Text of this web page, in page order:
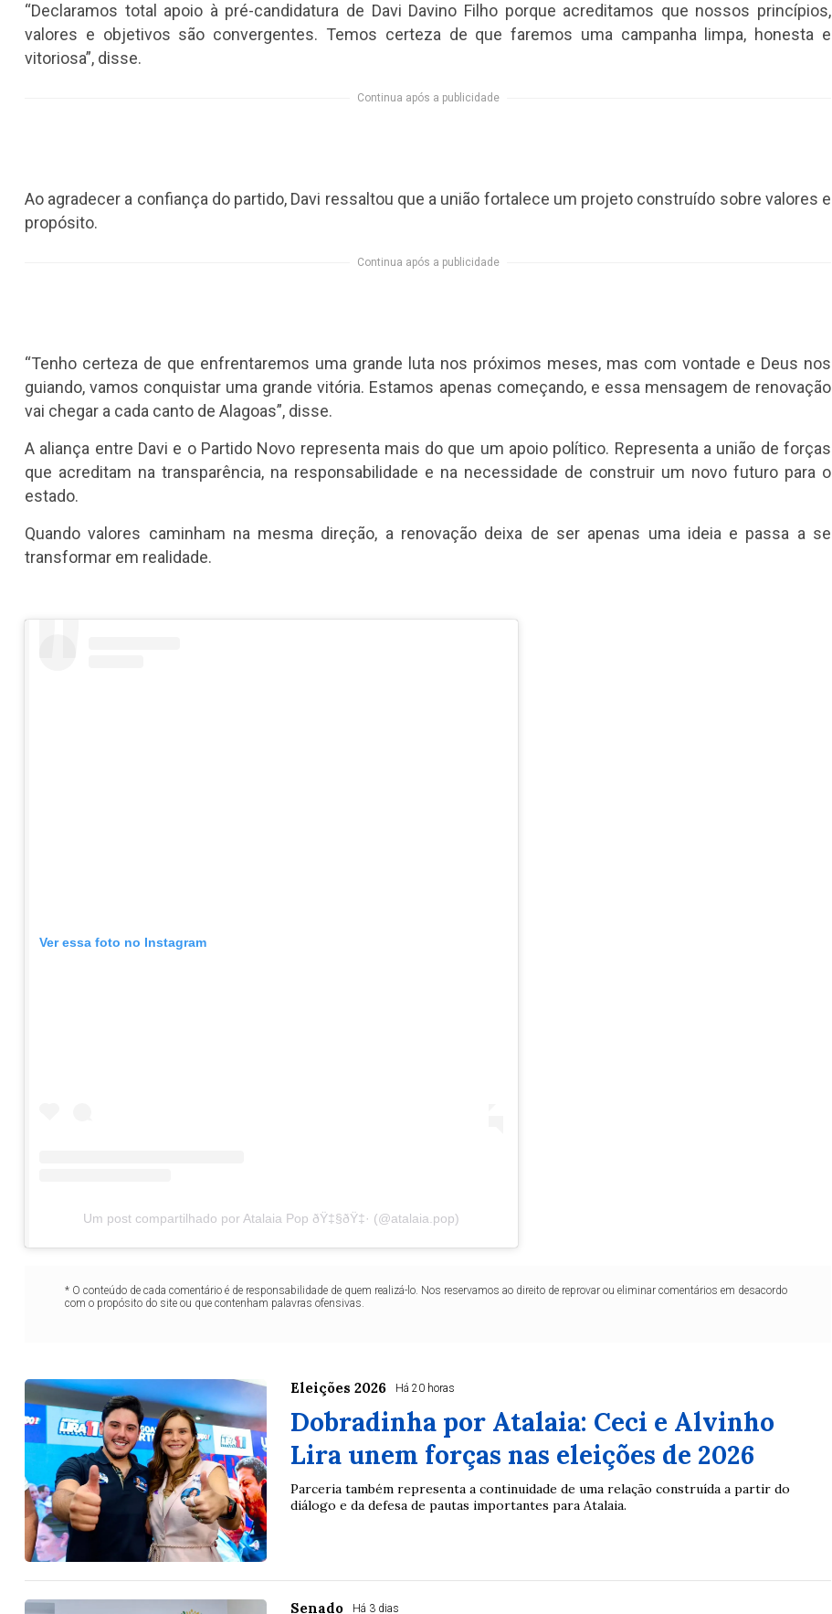
“Declaramos total apoio à pré-candidatura de Davi Davino Filho porque acreditamos que nossos princípios,
valores e objetivos são convergentes. Temos certeza de que faremos uma campanha limpa, honesta e
vitoriosa”, disse.
Continua após a publicidade
Ao agradecer a confiança do partido, Davi ressaltou que a união fortalece um projeto construído sobre valores e
propósito.
Continua após a publicidade
“Tenho certeza de que enfrentaremos uma grande luta nos próximos meses, mas com vontade e Deus nos
guiando, vamos conquistar uma grande vitória. Estamos apenas começando, e essa mensagem de renovação
vai chegar a cada canto de Alagoas”, disse.
A aliança entre Davi e o Partido Novo representa mais do que um apoio político. Representa a união de forças
que acreditam na transparência, na responsabilidade e na necessidade de construir um novo futuro para o
estado.
Quando valores caminham na mesma direção, a renovação deixa de ser apenas uma ideia e passa a se
transformar em realidade.
Ver essa foto no Instagram
Um post compartilhado por Atalaia Pop ðŸ‡§ðŸ‡· (@atalaia.pop)
* O conteúdo de cada comentário é de responsabilidade de quem realizá-lo. Nos reservamos ao direito de reprovar ou eliminar comentários em desacordo
com o propósito do site ou que contenham palavras ofensivas.
Eleições 2026 Há 20 horas
Dobradinha por Atalaia: Ceci e Alvinho
Lira unem forças nas eleições de 2026
Parceria também representa a continuidade de uma relação construída a partir do
diálogo e da defesa de pautas importantes para Atalaia.
Senado Há 3 dias